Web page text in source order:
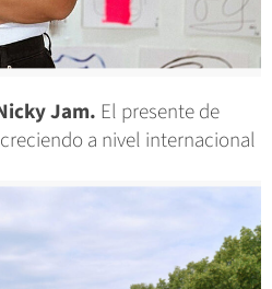
Jam. El presente de
a nivel internacional